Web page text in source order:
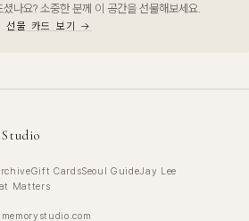
나요? 소중한 분께 이 공간을 선물해보세요.
선물 카드 보기 →
Gift CardsSeoul GuideJay Lee
Matters